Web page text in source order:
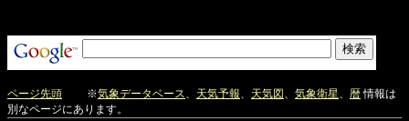
ページ先頭 ※気象データベース 天気予報 天気図 気象衛星 暦情報は
別なページにあります。